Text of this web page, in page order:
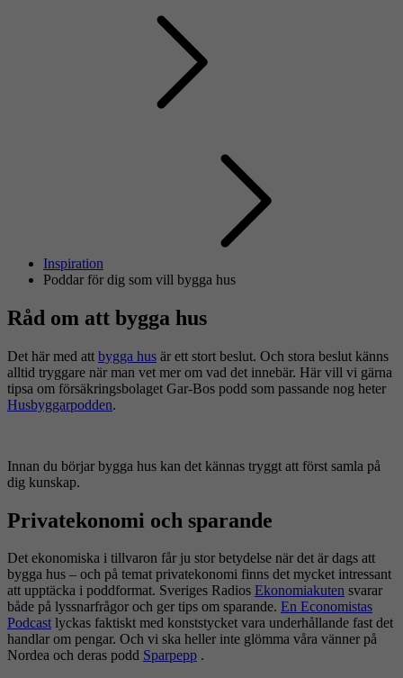
Inspiration
Poddar för dig som vill bygga hus
Råd om att bygga hus
Det här med att bygga hus är ett stort beslut. Och stora beslut känns
alltid tryggare när man vet mer om vad det innebär. Här vill vi gärna
tipsa om försäkringsbolaget Gar-Bos podd som passande nog heter
Husbyggarpodden.
Innan du börjar bygga hus kan det kännas tryggt att först samla på
dig kunskap.
Privatekonomi och sparande
Det ekonomiska i tillvaron får ju stor betydelse när det är dags att
bygga hus – och på temat privatekonomi finns det mycket intressant
att upptäcka i poddformat. Sveriges Radios Ekonomiakuten svarar
både på lyssnarfrågor och ger tips om sparande. En Economistas
Podcast lyckas faktiskt med konststycket vara underhållande fast det
handlar om pengar. Och vi ska heller inte glömma våra vänner på
Nordea och deras podd Sparpepp .